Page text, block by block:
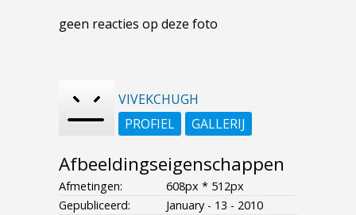
geen reacties op deze foto
VIVEKCHUGH
PROFIEL
GALLERIJ
Afbeeldingseigenschappen
Afmetingen:
608px * 512px
Gepubliceerd:
January - 13 - 2010